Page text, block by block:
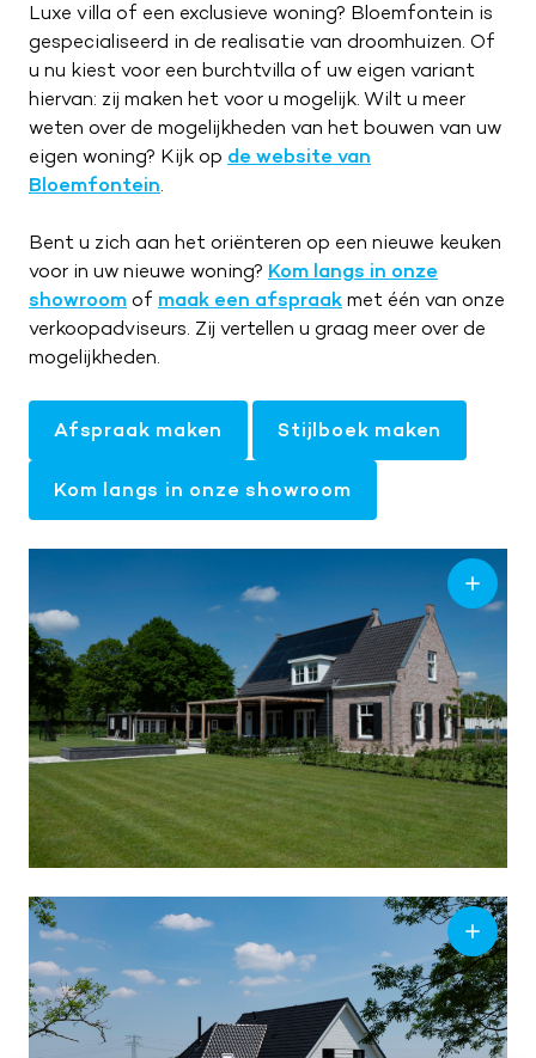
Luxe villa of een exclusieve woning? Bloemfontein is
gespecialiseerd in de realisatie van droomhuizen. Of
u nu kiest voor een burchtvilla of uw eigen variant
hiervan: zij maken het voor u mogelijk. Wilt u meer
weten over de mogelijkheden van het bouwen van uw
eigen woning? Kijk op de website van
Bloemfontein.
Bent u zich aan het oriënteren op een nieuwe keuken
voor in uw nieuwe woning? Kom langs in onze
showroom of maak een afspraak met één van onze
verkoopadviseurs. Zij vertellen u graag meer over de
mogelijkheden.
Afspraak maken Stijlboek maken
Kom langs in onze showroom